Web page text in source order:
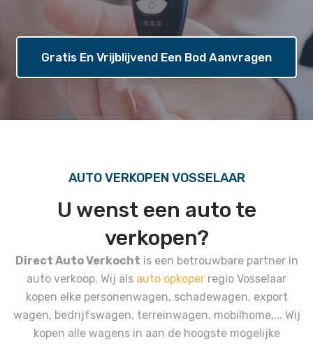
Gratis En Vrijblijvend Een Bod Aanvragen
AUTO VERKOPEN VOSSELAAR
U wenst een auto te
verkopen?
Direct Auto Verkocht is een betrouwbare partner in
auto verkoop. Wij als auto opkoper regio Vosselaar
kopen elke personenwagen, schadewagen, export
wagen, bedrijfswagen, terreinwagen, mobilhome,... Wij
kopen alle wagens in aan de hoogste mogelijke